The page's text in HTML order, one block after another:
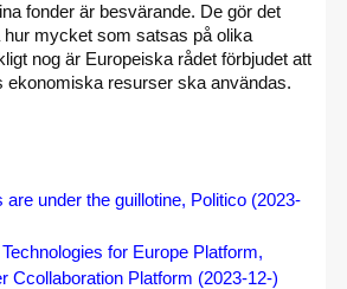
fonder är besvärande. De gör det
hur mycket som satsas på olika
nog är Europeiska rådet förbjudet att
ekonomiska resurser ska användas.
are under the guillotine, Politico (2023-
for Europe Platform,
Ccollaboration Platform (2023-12-)